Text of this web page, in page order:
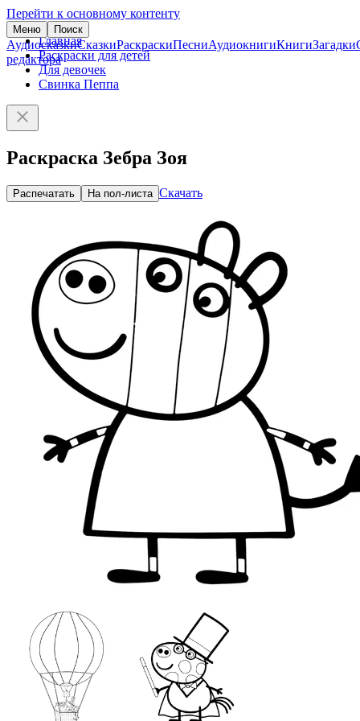
Перейти к основному контенту
Меню Поиск
АудиосказкиСказкиРаскраскиПесниАудиокнигиКнигиЗагадки
редактора
Главная
Раскраски для детей
Для девочек
Свинка Пеппа
Раскраска Зебра Зоя
Распечатать На пол-листа Скачать